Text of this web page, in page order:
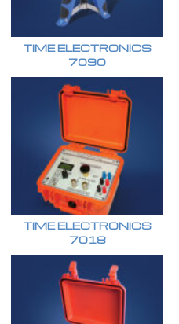
TIME ELECTRONICS
7090
TIME ELECTRONICS
7018